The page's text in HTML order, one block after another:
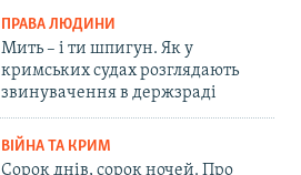
ПРАВА ЛЮДИНИ
Мить – і ти шпигун. Як у
кримських судах розглядають
звинувачення в держзраді
ВІЙНА ТА КРИМ
Сорок днів, сорок ночей. Про